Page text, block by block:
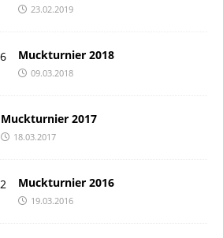
23.02.2019
Muckturnier 2018
09.03.2018
Muckturnier 2017
18.03.2017
Muckturnier 2016
19.03.2016